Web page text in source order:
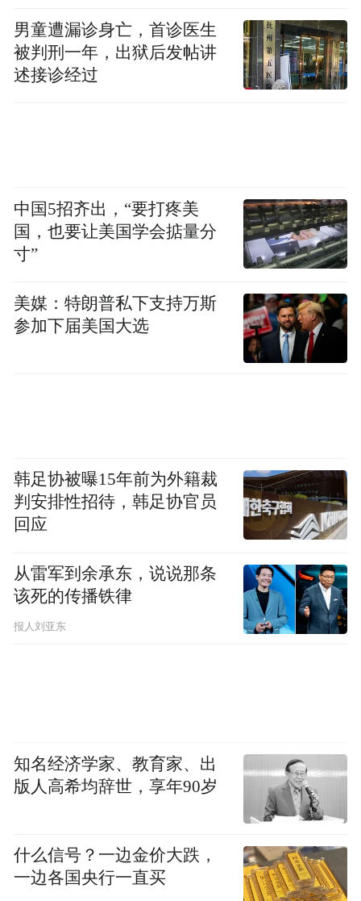
关于陕西省科技金融改革创新方面有哪些重
大举措，李兴龙表示，省委金融办会同省级
“特别声明：以上作品内容(包括在内的视频、图片或音
频)为凤凰网旗下自媒体平台“大风号”用户上传并发
布，本平台仅提供信息存储空间服务。
Notice: The content above (including the videos,
by the user of Dafeng Hao, which is a social media
platform and merely provides information storage
space services.”
男童遭漏诊身亡，首诊医生
被判刑一年，出狱后发帖讲
述接诊经过
中国5招齐出，“要打疼美
国，也要让美国学会掂量分
寸”
美媒：特朗普私下支持万斯
参加下届美国大选
韩足协被曝15年前为外籍裁
判安排性招待，韩足协官员
回应
从雷军到余承东，说说那条
该死的传播铁律
报人刘亚东
知名经济学家、教育家、出
版人高希均辞世，享年90岁
什么信号？一边金价大跌，
一边各国央行一直买